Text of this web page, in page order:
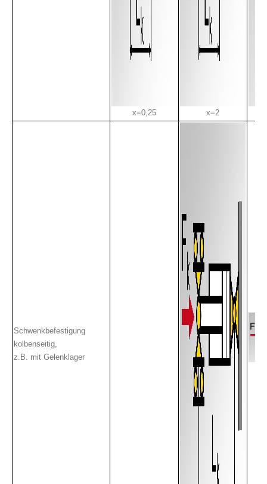
x=0,25 x=2
Schwenkbefestigung
kolbenseitig,
z.B. mit Gelenklager